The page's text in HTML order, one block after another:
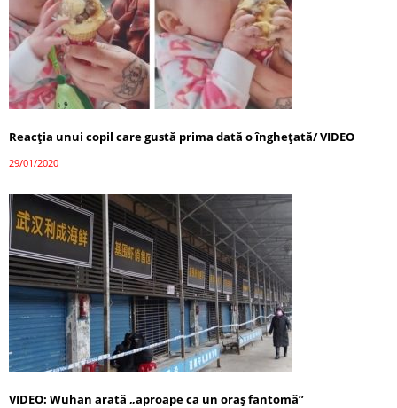
Reacția unui copil care gustă prima dată o înghețată/ VIDEO
29/01/2020
VIDEO: Wuhan arată „aproape ca un oraș fantomă”